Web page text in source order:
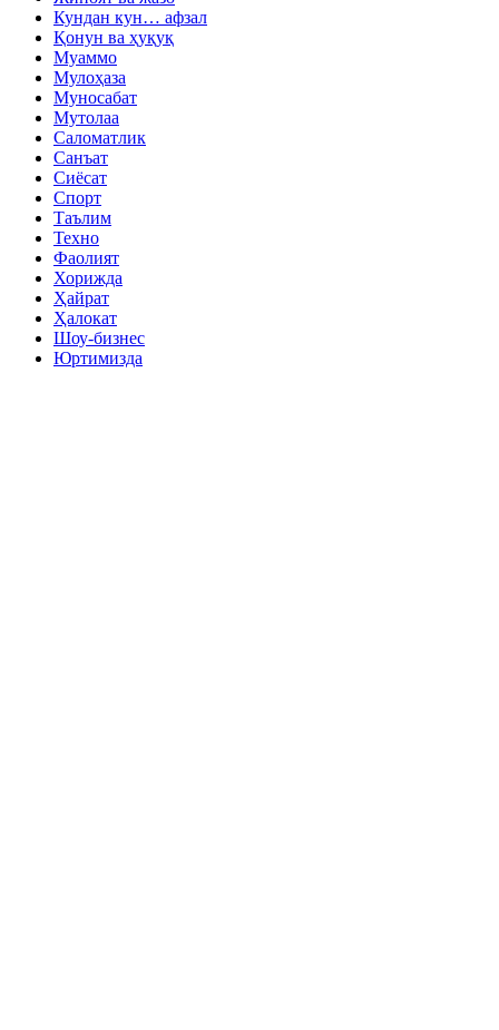
Кундан кун… афзал
Қонун ва ҳуқуқ
Муаммо
Мулоҳаза
Муносабат
Мутолаа
Саломатлик
Санъат
Сиёсат
Спорт
Таълим
Техно
Фаолият
Хорижда
Ҳайрат
Ҳалокат
Шоу-бизнес
Юртимизда